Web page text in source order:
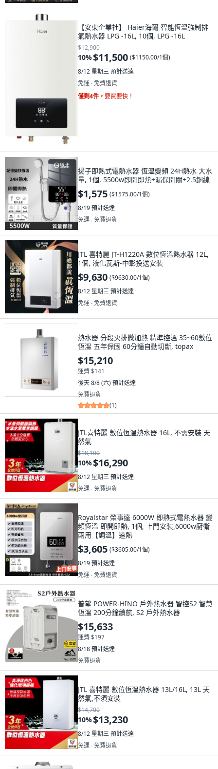
【安東企業社】 Haier海爾 智能恆溫強制排
氣熱水器 LPG -16L, 10個, LPG -16L
$12,900
10%$11,500 ($1150.00/1個)
8/12 星期三預計送達
免運 ∙ 免費退貨
僅剩4件， 要買要快！
揚子即熱式電熱水器 恆溫變頻 24H熱水 大水
量, 1個, 5500w即開即熱+漏保開關+2.5銅線
$1,575 ($1575.00/1個)
8/19預計送達
免運 ∙ 免費退貨
JTL 喜特麗 JT-H1220A 數位恆溫熱水器 12L,
1個, 液化瓦斯-中彰投送安裝
$9,630 ($9630.00/1個)
8/12 星期三預計送達
免運 ∙ 免費退貨
熱水器 分段火排微加熱 精準控溫 35~60數位
恆溫 五年保固 60分鐘自動切斷, topax
$15,210
運費 $141
後天 8/8 (六) 預計送達
免費退貨
(1)
JTL喜特麗 數位恆溫熱水器 16L, 不需安裝 天
然氣
$18,100
10%$16,290
8/12 星期三預計送達
免運 ∙ 免費退貨
Royalstar 榮事達 6000W 即熱式電熱水器 變
頻恆溫 即開即熱, 1個, 上門安裝,6000w廚衛
兩用【調溫】速熱
$3,605 ($3605.00/1個)
8/19預計送達
免運 ∙ 免費退貨
普望 POWER-HINO 戶外熱水器 智控S2 智慧
恆溫 200分鐘續航, S2 戶外熱水器
$15,633
運費 $197
8/18預計送達
免費退貨
JTL 喜特麗 數位恆溫熱水器 13L/16L, 13L 天
然氣,不須安裝
$14,700
10%$13,230
8/12 星期三預計送達
免運 ∙ 免費退貨